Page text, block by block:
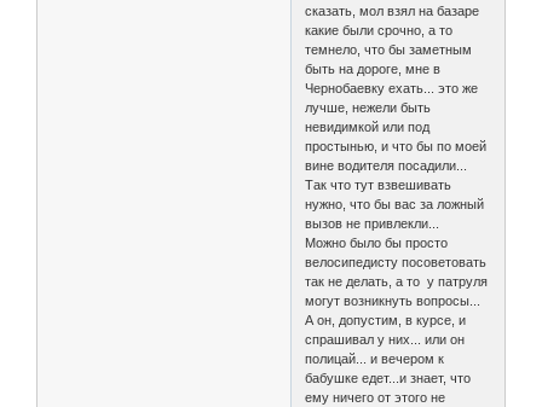
сказать, мол взял на базаре
какие были срочно, а то
темнело, что бы заметным
быть на дороге, мне в
Чернобаевку ехать... это же
лучше, нежели быть
невидимкой или под
простынью, и что бы по моей
вине водителя посадили...
Так что тут взвешивать
нужно, что бы вас за ложный
вызов не привлекли...
Можно было бы просто
велосипедисту посоветовать
так не делать, а то у патруля
могут возникнуть вопросы...
А он, допустим, в курсе, и
спрашивал у них... или он
полицай... и вечером к
бабушке едет...и знает, что
ему ничего от этого не